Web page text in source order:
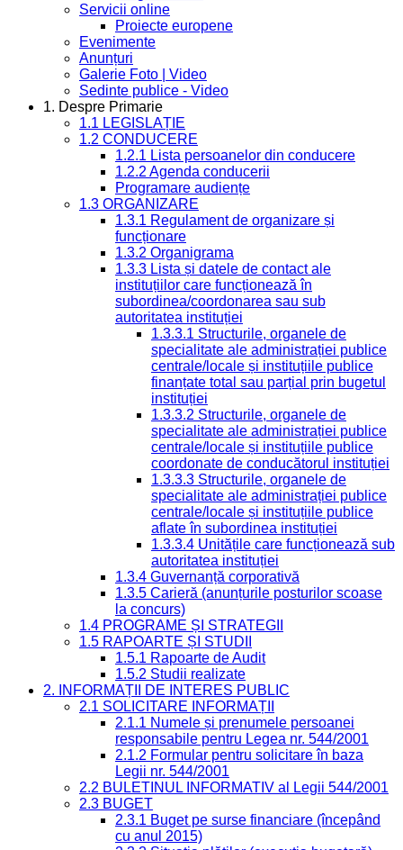
Servicii online
Proiecte europene
Evenimente
Anunțuri
Galerie Foto | Video
Sedinte publice - Video
1. Despre Primarie
1.1 LEGISLAȚIE
1.2 CONDUCERE
1.2.1 Lista persoanelor din conducere
1.2.2 Agenda conducerii
Programare audiențe
1.3 ORGANIZARE
1.3.1 Regulament de organizare și
funcționare
1.3.2 Organigrama
1.3.3 Lista și datele de contact ale
instituțiilor care funcționează în
subordinea/coordonarea sau sub
autoritatea instituției
1.3.3.1 Structurile, organele de
specialitate ale administrației publice
centrale/locale și instituțiile publice
finanțate total sau parțial prin bugetul
instituției
1.3.3.2 Structurile, organele de
specialitate ale administrației publice
centrale/locale și instituțiile publice
coordonate de conducătorul instituției
1.3.3.3 Structurile, organele de
specialitate ale administrației publice
centrale/locale și instituțiile publice
aflate în subordinea instituției
1.3.3.4 Unitățile care funcționează sub
autoritatea instituției
1.3.4 Guvernanță corporativă
1.3.5 Carieră (anunțurile posturilor scoase
la concurs)
1.4 PROGRAME ȘI STRATEGII
1.5 RAPOARTE ȘI STUDII
1.5.1 Rapoarte de Audit
1.5.2 Studii realizate
2. INFORMAȚII DE INTERES PUBLIC
2.1 SOLICITARE INFORMAȚII
2.1.1 Numele și prenumele persoanei
responsabile pentru Legea nr. 544/2001
2.1.2 Formular pentru solicitare în baza
Legii nr. 544/2001
2.2 BULETINUL INFORMATIV al Legii 544/2001
2.3 BUGET
2.3.1 Buget pe surse financiare (începând
cu anul 2015)